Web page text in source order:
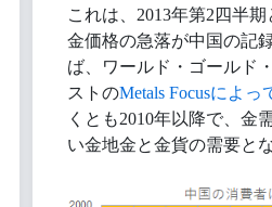
これは、2013年第2四半
金価格の急落が中国の記
ば、ワールド・ゴールド
ストのMetals Focusによ
くとも2010年以降で、金
い金地金と金貨の需要とな